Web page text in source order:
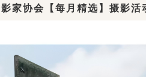
家协会【每月精选】摄影